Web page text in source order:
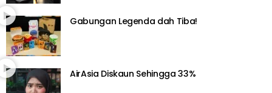
Gabungan Legenda dah Tiba!
AirAsia Diskaun Sehingga 33%